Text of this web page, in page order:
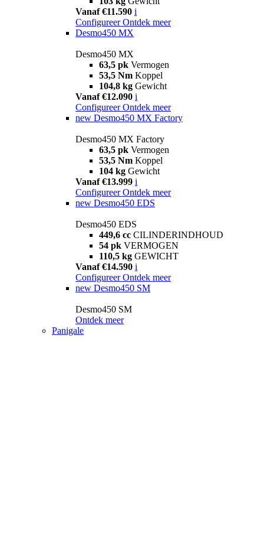
Vanaf €11.590 i
Configureer Ontdek meer
Desmo450 MX
Desmo450 MX
63,5 pk Vermogen
53,5 Nm Koppel
104,8 kg Gewicht
Vanaf €12.090 i
Configureer Ontdek meer
new Desmo450 MX Factory
Desmo450 MX Factory
63,5 pk Vermogen
53,5 Nm Koppel
104 kg Gewicht
Vanaf €13.999 i
Configureer Ontdek meer
new Desmo450 EDS
Desmo450 EDS
449,6 cc CILINDERINDHOUD
54 pk VERMOGEN
110,5 kg GEWICHT
Vanaf €14.590 i
Configureer Ontdek meer
new Desmo450 SM
Desmo450 SM
Ontdek meer
Panigale